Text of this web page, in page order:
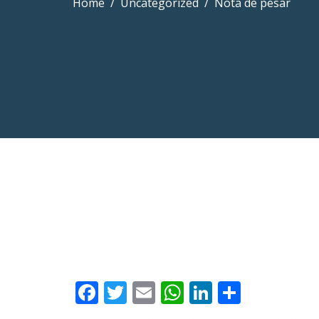
Facebook
Twitter
EmailWhatsApp
LinkedIn